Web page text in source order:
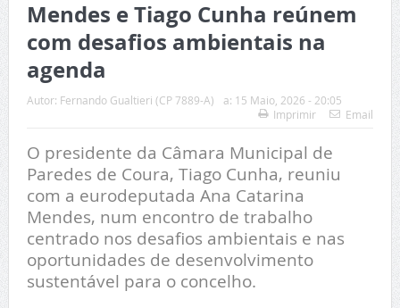
Mendes e Tiago Cunha reúnem
com desafios ambientais na
agenda
Autor: Fernando Gualtieri (CP 7889-A) a: 15 Maio, 2026 - 20:05
Imprimir
Email
O presidente da Câmara Municipal de
Paredes de Coura, Tiago Cunha, reuniu
com a eurodeputada Ana Catarina
Mendes, num encontro de trabalho
centrado nos desafios ambientais e nas
oportunidades de desenvolvimento
sustentável para o concelho.